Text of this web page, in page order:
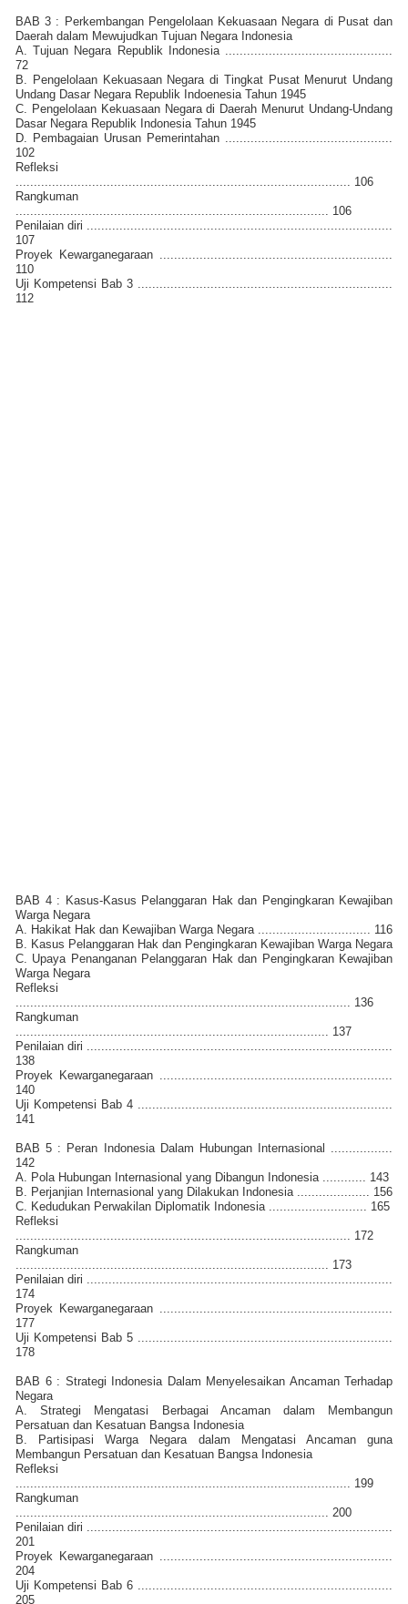
BAB 3 : Perkembangan Pengelolaan Kekuasaan Negara di Pusat dan
Daerah dalam Mewujudkan Tujuan Negara Indonesia
A. Tujuan Negara Republik Indonesia ..............................................
72
B. Pengelolaan Kekuasaan Negara di Tingkat Pusat Menurut Undang
Undang Dasar Negara Republik Indoenesia Tahun 1945
C. Pengelolaan Kekuasaan Negara di Daerah Menurut Undang-Undang
Dasar Negara Republik Indonesia Tahun 1945
D. Pembagaian Urusan Pemerintahan ..............................................
102
Refleksi
............................................................................................ 106
Rangkuman
...................................................................................... 106
Penilaian diri ....................................................................................
107
Proyek Kewarganegaraan ................................................................
110
Uji Kompetensi Bab 3 ......................................................................
112
BAB 4 : Kasus-Kasus Pelanggaran Hak dan Pengingkaran Kewajiban
Warga Negara
A. Hakikat Hak dan Kewajiban Warga Negara ............................... 116
B. Kasus Pelanggaran Hak dan Pengingkaran Kewajiban Warga Negara
C. Upaya Penanganan Pelanggaran Hak dan Pengingkaran Kewajiban
Warga Negara
Refleksi
............................................................................................ 136
Rangkuman
...................................................................................... 137
Penilaian diri ....................................................................................
138
Proyek Kewarganegaraan ................................................................
140
Uji Kompetensi Bab 4 ......................................................................
141
BAB 5 : Peran Indonesia Dalam Hubungan Internasional .................
142
A. Pola Hubungan Internasional yang Dibangun Indonesia ............ 143
B. Perjanjian Internasional yang Dilakukan Indonesia .................... 156
C. Kedudukan Perwakilan Diplomatik Indonesia ........................... 165
Refleksi
............................................................................................ 172
Rangkuman
...................................................................................... 173
Penilaian diri ....................................................................................
174
Proyek Kewarganegaraan ................................................................
177
Uji Kompetensi Bab 5 ......................................................................
178
BAB 6 : Strategi Indonesia Dalam Menyelesaikan Ancaman Terhadap
Negara
A. Strategi Mengatasi Berbagai Ancaman dalam Membangun
Persatuan dan Kesatuan Bangsa Indonesia
B. Partisipasi Warga Negara dalam Mengatasi Ancaman guna
Membangun Persatuan dan Kesatuan Bangsa Indonesia
Refleksi
............................................................................................ 199
Rangkuman
...................................................................................... 200
Penilaian diri ....................................................................................
201
Proyek Kewarganegaraan ................................................................
204
Uji Kompetensi Bab 6 ......................................................................
205